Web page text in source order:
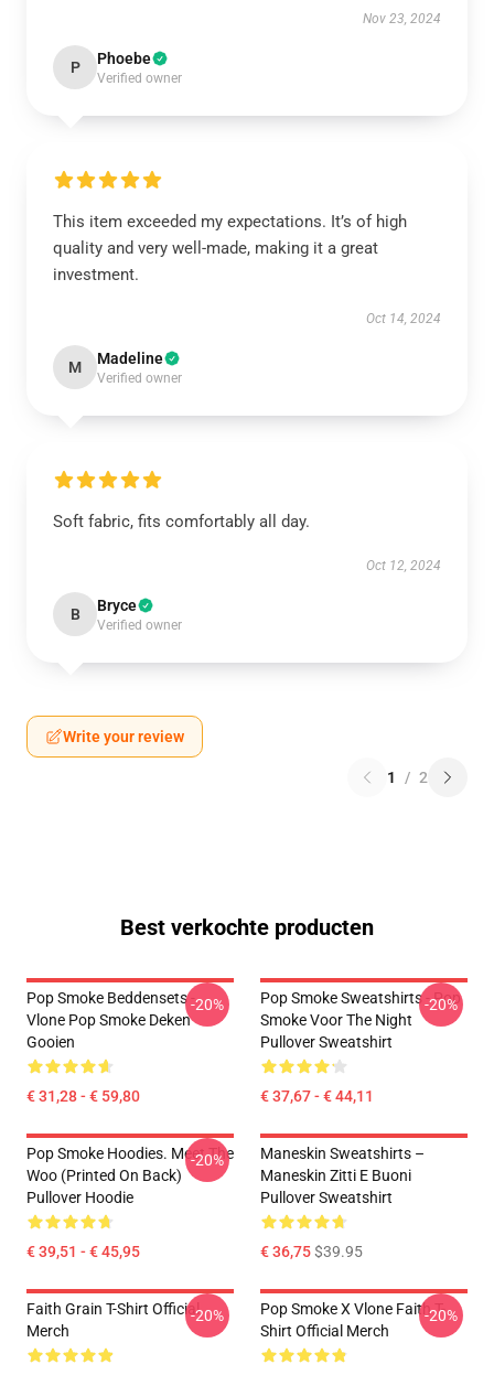
Nov 23, 2024
P Phoebe
Verified owner
This item exceeded my expectations. It’s of high
quality and very well-made, making it a great
investment.
Oct 14, 2024
M Madeline
Verified owner
Soft fabric, fits comfortably all day.
Oct 12, 2024
B Bryce
Verified owner
Write your review
1 / 2
Best verkochte producten
Pop Smoke Beddensets -
Vlone Pop Smoke Deken
Gooien
€ 31,28 - € 59,80
-20%
Pop Smoke Sweatshirts - Pop
Smoke Voor The Night
Pullover Sweatshirt
€ 37,67 - € 44,11
-20%
Pop Smoke Hoodies. Meet The
Woo (printed On Back)
Pullover Hoodie
€ 39,51 - € 45,95
-20%
Maneskin Sweatshirts –
Maneskin Zitti E Buoni
Pullover Sweatshirt
€ 36,75$39.95
Faith Grain T-Shirt Official
Merch
-20%
Pop Smoke X Vlone Faith T-
Shirt Official Merch
-20%